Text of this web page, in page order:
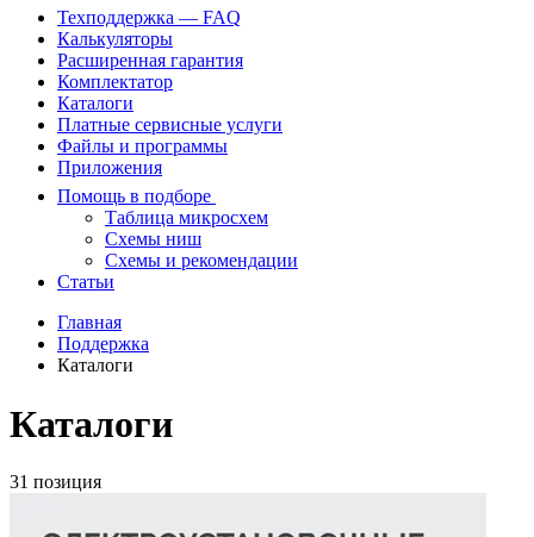
Техподдержка — FAQ
Калькуляторы
Расширенная гарантия
Комплектатор
Каталоги
Платные сервисные услуги
Файлы и программы
Приложения
Помощь в подборе
Таблица микросхем
Схемы ниш
Схемы и рекомендации
Статьи
Главная
Поддержка
Каталоги
Каталоги
31 позиция